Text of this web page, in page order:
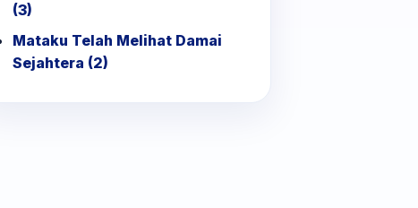
(3)
Mataku Telah Melihat Damai
Sejahtera (2)